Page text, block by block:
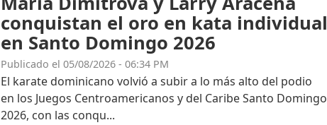
conquistan el oro en kata individual
en Santo Domingo 2026
Publicado el 05/08/2026 - 06:34 PM
El karate dominicano volvió a subir a lo más alto del podio
en los Juegos Centroamericanos y del Caribe Santo Domingo
2026, con las conqu...